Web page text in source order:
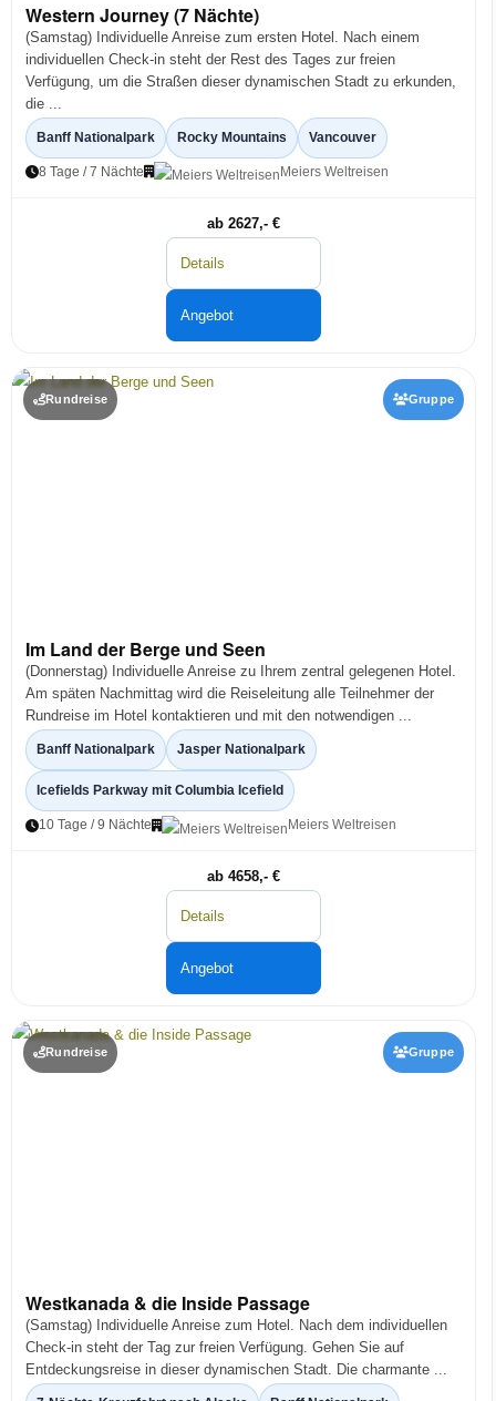
Western Journey (7 Nächte)
(Samstag) Individuelle Anreise zum ersten Hotel. Nach einem
individuellen Check-in steht der Rest des Tages zur freien
Verfügung, um die Straßen dieser dynamischen Stadt zu erkunden,
die ...
Banff Nationalpark Rocky Mountains Vancouver
8 Tage / 7 Nächte Meiers Weltreisen
ab 2627,- €
Details
Angebot
Rundreise Gruppe
Im Land der Berge und Seen
(Donnerstag) Individuelle Anreise zu Ihrem zentral gelegenen Hotel.
Am späten Nachmittag wird die Reiseleitung alle Teilnehmer der
Rundreise im Hotel kontaktieren und mit den notwendigen ...
Banff Nationalpark Jasper Nationalpark
Icefields Parkway mit Columbia Icefield
10 Tage / 9 Nächte Meiers Weltreisen
ab 4658,- €
Details
Angebot
Rundreise Gruppe
Westkanada & die Inside Passage
(Samstag) Individuelle Anreise zum Hotel. Nach dem individuellen
Check-in steht der Tag zur freien Verfügung. Gehen Sie auf
Entdeckungsreise in dieser dynamischen Stadt. Die charmante ...